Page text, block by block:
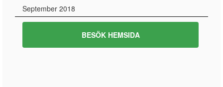
September 2018
BESÖK HEMSIDA